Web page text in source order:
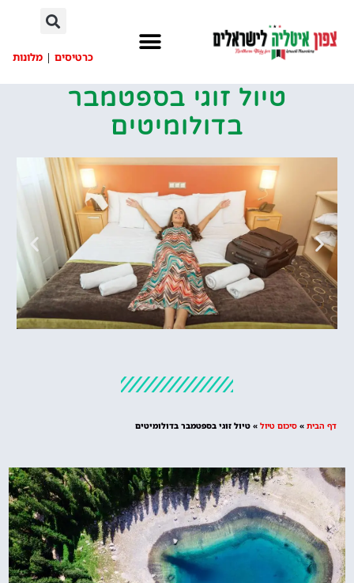
כרטיסים | מלונות
טיול זוגי בספטמבר
בדולומיטים
מציאת מלון
דף הבית » סיכום טיול » טיול זוגי בספטמבר בדולומיטים